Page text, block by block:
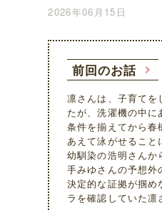
2026年06月15日
前回のお話
凛さんは、子育てを
たが、洗濯機の中
条件を揃えてから春
あえて泳がせるこ
幼馴染の浩明さんか
手みゆさんの予想外
決定的な証拠が掴め
ラを確認していた凛